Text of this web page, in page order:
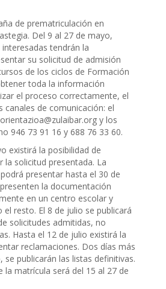
de prematriculación en
Del 9 al 27 de mayo,
tendrán la
su solicitud de admisión
de los ciclos de Formación
toda la información
el proceso correctamente, el
canales de comunicación: el
y los
946 73 91 16 y 688 76 33 60.
existirá la posibilidad de
la solicitud presentada. La
presentar hasta el 30 de
la documentación
en un centro escolar y
el resto. El 8 de julio se publicará
solicitudes admitidas, no
Hasta el 12 de julio existirá la
reclamaciones. Dos días más
se publicarán las listas definitivas.
la matrícula será del 15 al 27 de